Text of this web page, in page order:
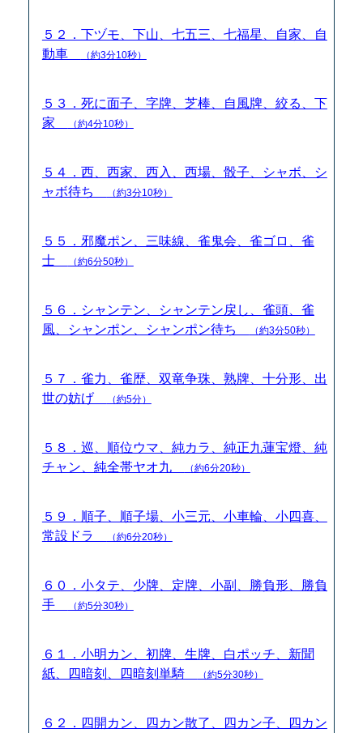
５２．下ヅモ、下山、七五三、七福星、自家、自
動車
（約3分10秒）
５３．死に面子、字牌、芝棒、自風牌、絞る、下
家
（約4分10秒）
５４．西、西家、西入、西場、骰子、シャボ、シ
ャボ待ち
（約3分10秒）
５５．邪魔ポン、三味線、雀鬼会、雀ゴロ、雀
士
（約6分50秒）
５６．シャンテン、シャンテン戻し、雀頭、雀
風、シャンポン、シャンポン待ち
（約3分50秒）
５７．雀力、雀歴、双竜争珠、熟牌、十分形、出
世の妨げ
（約5分）
５８．巡、順位ウマ、純カラ、純正九蓮宝燈、純
チャン、純全帯ヤオ九
（約6分20秒）
５９．順子、順子場、小三元、小車輪、小四喜、
常設ドラ
（約6分20秒）
６０．小タテ、少牌、定牌、小副、勝負形、勝負
手
（約5分30秒）
６１．小明カン、初牌、生牌、白ポッチ、新聞
紙、四暗刻、四暗刻単騎
（約5分30秒）
６２．四開カン、四カン散了、四カン子、四カン